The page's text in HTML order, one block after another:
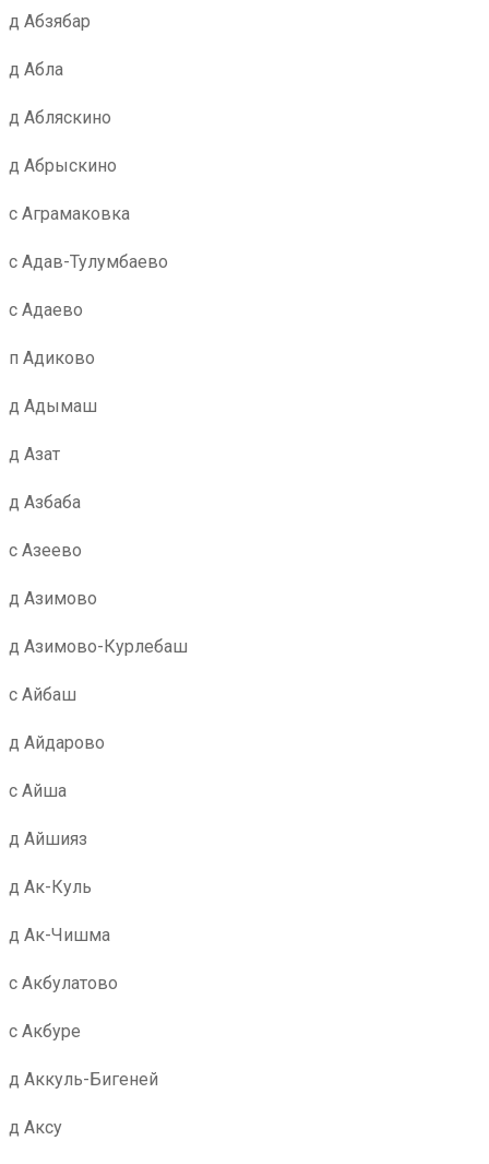
д Абзябар
д Абла
д Абляскино
д Абрыскино
с Аграмаковка
с Адав-Тулумбаево
с Адаево
п Адиково
д Адымаш
д Азат
д Азбаба
с Азеево
д Азимово
д Азимово-Курлебаш
с Айбаш
д Айдарово
с Айша
д Айшияз
д Ак-Куль
д Ак-Чишма
с Акбулатово
с Акбуре
д Аккуль-Бигеней
д Аксу